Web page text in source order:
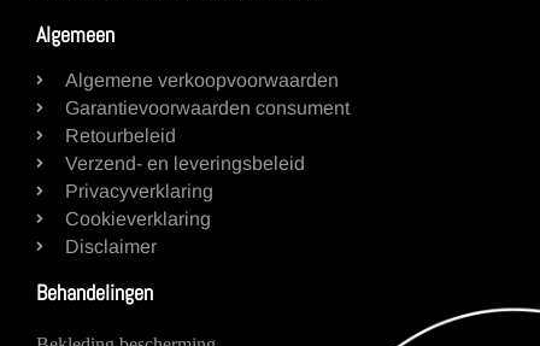
Algemeen
Algemene verkoopvoorwaarden
Garantievoorwaarden consument
Retourbeleid
Verzend- en leveringsbeleid
Privacyverklaring
Cookieverklaring
Disclaimer
Behandelingen